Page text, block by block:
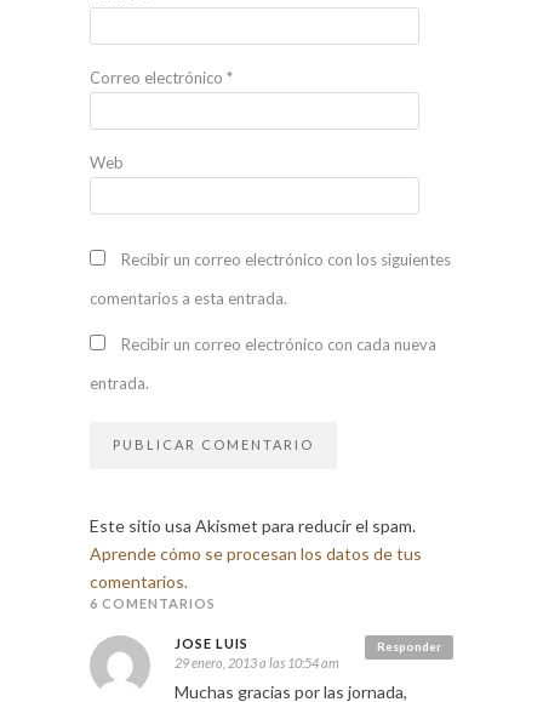
Correo electrónico *
Web
Recibir un correo electrónico con los siguientes
comentarios a esta entrada.
Recibir un correo electrónico con cada nueva
entrada.
Este sitio usa Akismet para reducir el spam.
Aprende cómo se procesan los datos de tus
comentarios.
6 COMENTARIOS
Responder
JOSE LUIS
29 enero, 2013 a las 10:54 am
Muchas gracias por las jornada,